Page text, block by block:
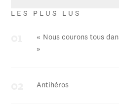
LES PLUS LUS
« Nous courons tous
»
Antihéros